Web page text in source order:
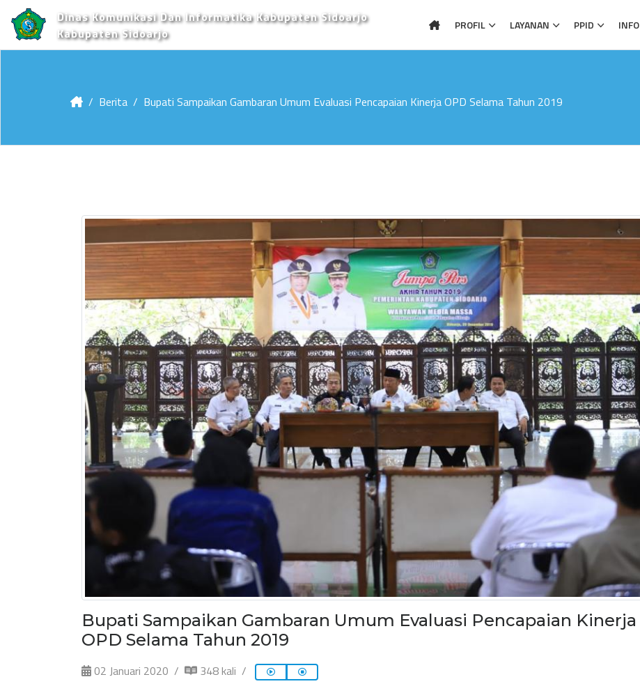
Dinas Komunikasi Dan Informatika Kabupaten Sidoarjo
Kabupaten Sidoarjo
PROFIL LAYANAN PPID INFO
Berita Bupati Sampaikan Gambaran Umum Evaluasi Pencapaian Kinerja OPD Selama Tahun 2019
Bupati Sampaikan Gambaran Umum Evaluasi Pencapaian Kinerja
OPD Selama Tahun 2019
02 Januari 2020 348 kali